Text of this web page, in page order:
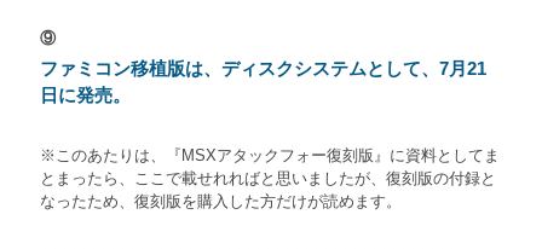
⑨
ファミコン移植版は、ディスクシステムとして、7月21
日 に発売。
※このあたりは、『MSXアタックフォー復刻版』に資料としてま
とまったら、ここで載せれればと思いましたが、復刻版の付録と
なったため、復刻版を購入した方だけが読めます。